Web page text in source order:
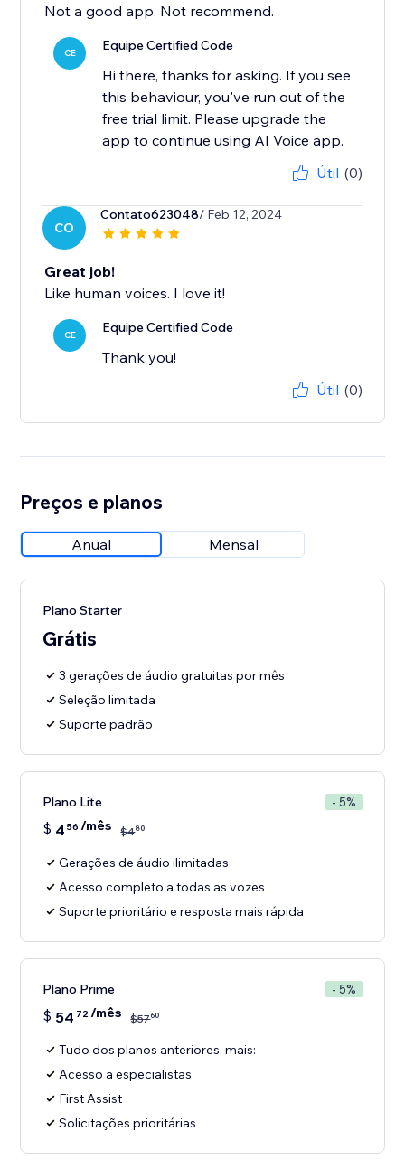
Not a good app. Not recommend.
CE Equipe Certified Code
Hi there, thanks for asking. If you see
this behaviour, you've run out of the
free trial limit. Please upgrade the
app to continue using AI Voice app.
Útil (0)
CO
Contato623048/ Feb 12, 2024
Great job!
Like human voices. I love it!
CE Equipe Certified Code
Thank you!
Útil (0)
Preços e planos
Anual Mensal
Plano Starter
Grátis
3 gerações de áudio gratuitas por mês
Seleção limitada
Suporte padrão
Plano Lite - 5%
$ 4 56 /mês $480
Gerações de áudio ilimitadas
Acesso completo a todas as vozes
Suporte prioritário e resposta mais rápida
Plano Prime - 5%
$ 54 72/mês $5760
Tudo dos planos anteriores, mais:
Acesso a especialistas
First Assist
Solicitações prioritárias